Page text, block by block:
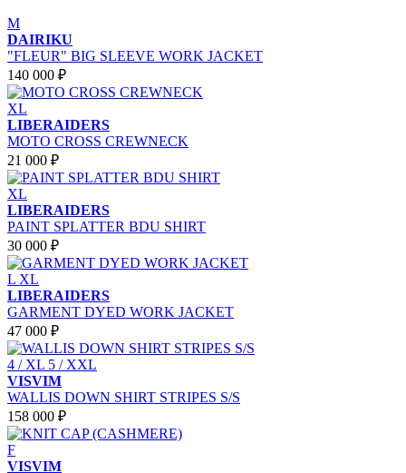
M
DAIRIKU
"FLEUR" BIG SLEEVE WORK JACKET
140 000 ₽
XL
LIBERAIDERS
MOTO CROSS CREWNECK
21 000 ₽
XL
LIBERAIDERS
PAINT SPLATTER BDU SHIRT
30 000 ₽
L XL
LIBERAIDERS
GARMENT DYED WORK JACKET
47 000 ₽
4 / XL 5 / XXL
VISVIM
WALLIS DOWN SHIRT STRIPES S/S
158 000 ₽
F
VISVIM